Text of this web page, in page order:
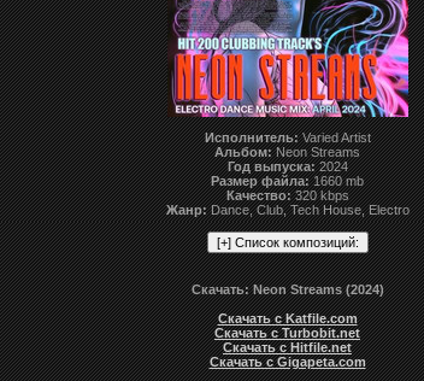
Исполнитель:Varied Artist
Альбом:Neon Streams
Год выпуска:2024
Размер файла:1660 mb
Качество:320 kbps
Жанр:Dance, Club, Tech House, Electro
Скачать: Neon Streams (2024)
Скачать с Katfile.com
Скачать с Turbobit.net
Скачать с Hitfile.net
Скачать с Gigapeta.com